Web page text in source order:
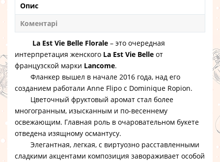
Опис
Коментарі
La Est Vie Belle Florale – это очередная
интерпретация женского La Est Vie Belle от
французской марки Lancome.
Фланкер вышел в начале 2016 года, над его
созданием работали Anne Flipo с Dominique Ropion.
Цветочный фруктовый аромат стал более
многогранным, изысканным и по-весеннему
освежающим. Главная роль в очаровательном букете
отведена изящному османтусу.
Элегантная, легкая, с виртуозно расставленными
сладкими акцентами композиция завораживает особой